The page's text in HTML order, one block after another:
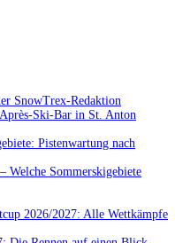
SnowTrex-Redaktion
Ski-Bar in St. Anton
Pistenwartung nach
Welche Sommerskigebiete
2026/2027: Alle Wettkämpfe